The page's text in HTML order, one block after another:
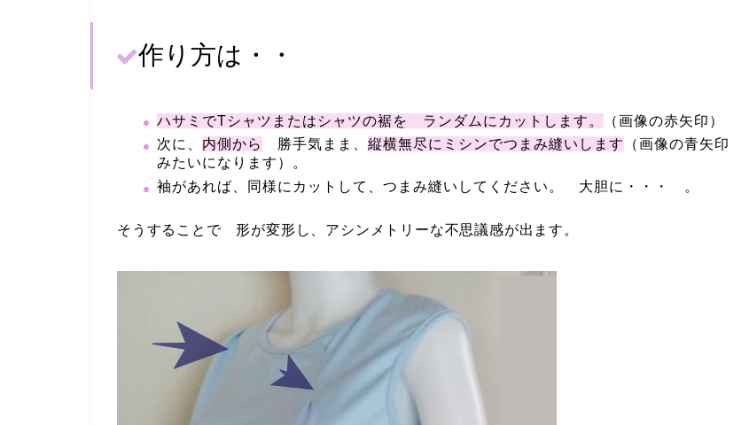
作り方は・・
ハサミでTシャツまたはシャツの裾を ランダムにカットします。
（画像の赤矢印）
次に、 内側から 勝手気まま、 縦横無尽にミシンでつまみ縫いします
（画像の青矢印
みたいになります）。
袖があれば、同様にカットして、つまみ縫いしてください。 大胆に・・・ 。
そうすることで 形が変形し、アシンメトリーな不思議感が出ます。